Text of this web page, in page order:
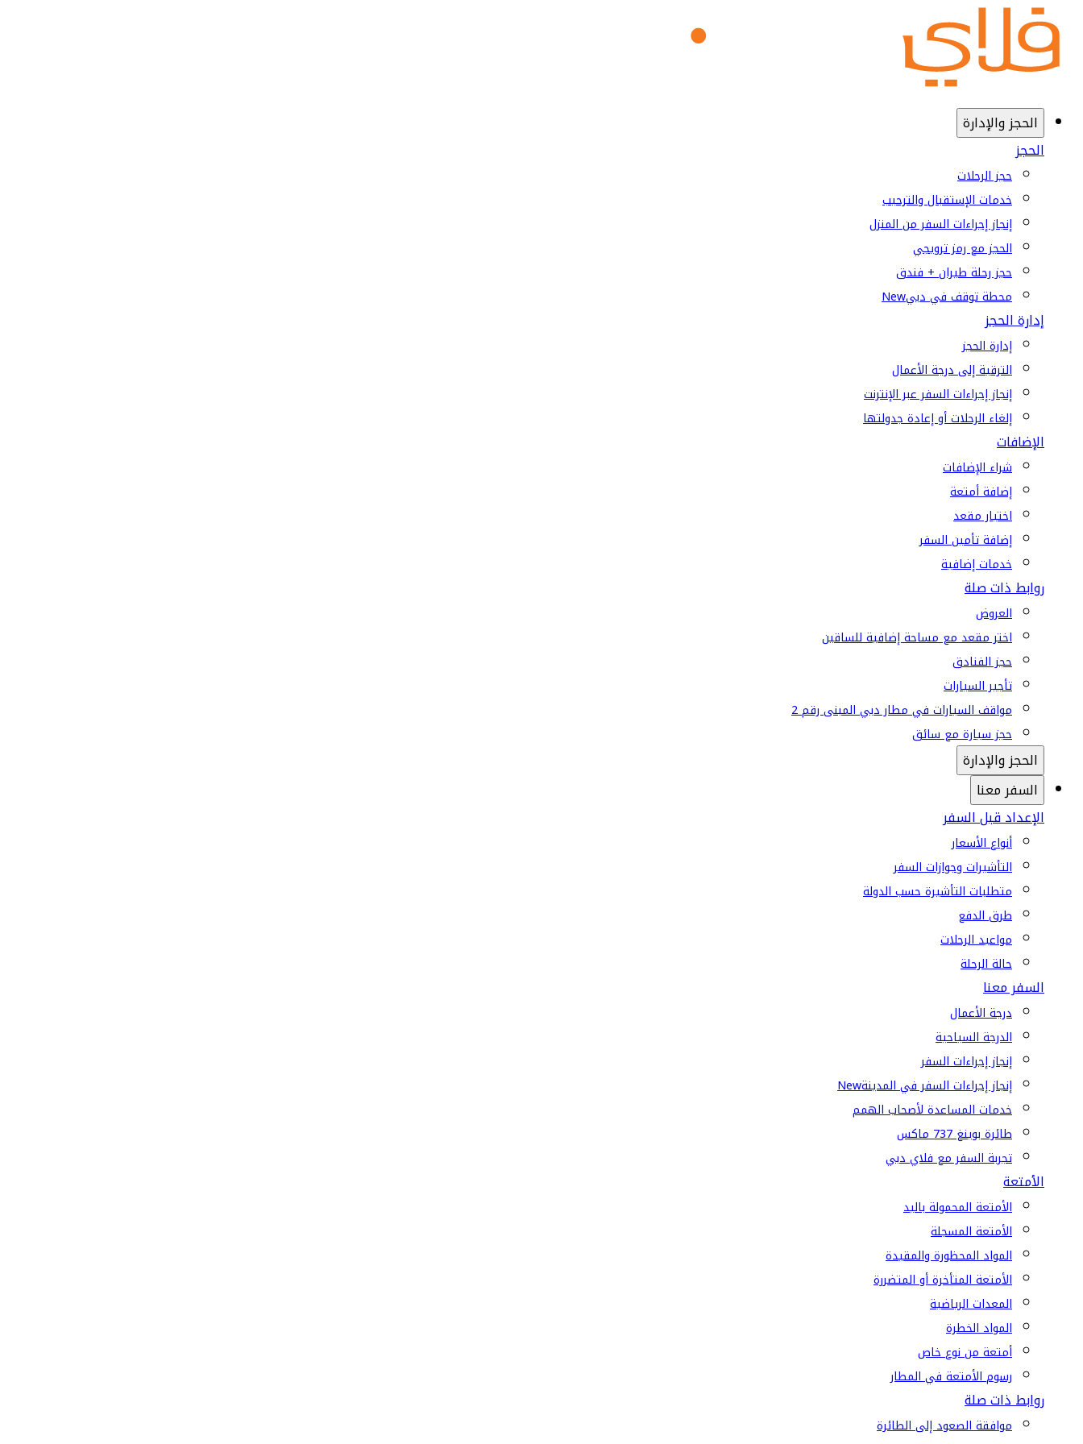
الحجز والإدارة
الحجز
حجز الرحلات
خدمات الإستقبال والترحيب
إنجاز إجراءات السفر من المنزل
الحجز مع رمز ترويجي
حجز رحلة طيران + فندق
محطة توقف في دبيNew
إدارة الحجز
إدارة الحجز
الترقية إلى درجة الأعمال
إنجاز إجراءات السفر عبر الإنترنت
إلغاء الرحلات أو إعادة جدولتها
الإضافات
شراء الإضافات
إضافة أمتعة
اختيار مقعد
إضافة تأمين السفر
خدمات إضافية
روابط ذات صلة
العروض
اختر مقعد مع مساحة إضافية للساقين
حجز الفنادق
تأجير السيارات
مواقف السيارات في مطار دبي المبنى رقم 2
حجز سيارة مع سائق
الحجز والإدارة
السفر معنا
الإعداد قبل السفر
أنواع الأسعار
التأشيرات وجوازات السفر
متطلبات التأشيرة حسب الدولة
طرق الدفع
مواعيد الرحلات
حالة الرحلة
السفر معنا
درجة الأعمال
الدرجة السياحية
إنجاز إجراءات السفر
إنجاز إجراءات السفر في المدينةNew
خدمات المساعدة لأصحاب الهمم
طائرة بوينغ 737 ماكس
تجربة السفر مع فلاي دبي
الأمتعة
الأمتعة المحمولة باليد
الأمتعة المسجلة
المواد المحظورة والمقيدة
الأمتعة المتأخرة أو المتضررة
المعدات الرياضية
المواد الخطرة
أمتعة من نوع خاص
رسوم الأمتعة في المطار
روابط ذات صلة
موافقة الصعود إلى الطائرة